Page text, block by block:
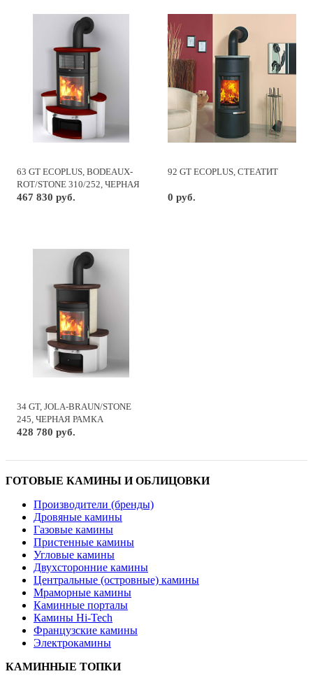
63 GT ECOPLUS, BODEAUX-
ROT/STONE 310/252, ЧЕРНАЯ
РАМКА
467 830 руб.
92 GT ECOPLUS, СТЕАТИТ
0 руб.
34 GT, JOLA-BRAUN/STONE
245, ЧЕРНАЯ РАМКА
428 780 руб.
ГОТОВЫЕ КАМИНЫ И ОБЛИЦОВКИ
Производители (бренды)
Дровяные камины
Газовые камины
Пристенные камины
Угловые камины
Двухсторонние камины
Центральные (островные) камины
Мраморные камины
Каминные порталы
Камины Hi-Tech
Французские камины
Электрокамины
КАМИННЫЕ ТОПКИ